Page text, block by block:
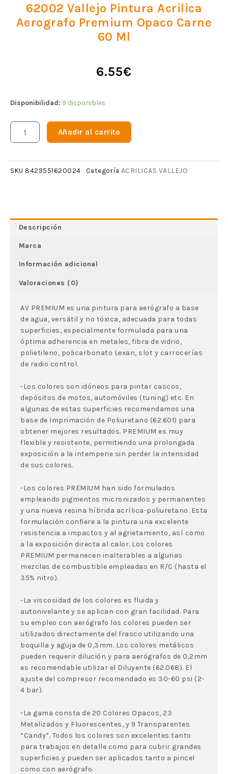
62002 Vallejo Pintura Acrilica
Aerografo Premium Opaco Carne
60 Ml
6.55€
Disponibilidad: 9 disponibles
Añadir al carrito
SKU 8429551620024 Categoría ACRILICAS VALLEJO
Descripción
Marca
Información adicional
Valoraciones (0)
AV PREMIUM es una pintura para aerógrafo a base
de agua, versátil y no tóxica, adecuada para todas
superficies, especialmente formulada para una
óptima adherencia en metales, fibra de vidrio,
polietileno, policarbonato Lexan, slot y carrocerías
de radio control.
-Los colores son idóneos para pintar cascos,
depósitos de motos, automóviles (tuning) etc. En
algunas de estas superficies recomendamos una
base de Imprimación de Poliuretano (62.601) para
obtener mejores resultados. PREMIUM es muy
flexible y resistente, permitiendo una prolongada
exposición a la intemperie sin perder la intensidad
de sus colores.
-Los colores PREMIUM han sido formulados
empleando pigmentos micronizados y permanentes
y una nueva resina híbrida acrílica-poliuretano. Esta
formulación confiere a la pintura una excelente
resistencia a impactos y al agrietamiento, así como
a la exposición directa al calor. Los colores
PREMIUM permanecen inalterables a algunas
mezclas de combustible empleadas en R/C (hasta el
35% nitro).
-La viscosidad de los colores es fluida y
autonivelante y se aplican con gran facilidad. Para
su empleo con aerógrafo los colores pueden ser
utilizados directamente del frasco utilizando una
boquilla y aguja de 0,3mm. Los colores metálicos
pueden requerir dilución y para aerógrafos de 0,2mm
es recomendable utilizar el Diluyente (62.068). El
ajuste del compresor recomendado es 30-60 psi (2-
4 bar).
-La gama consta de 20 Colores Opacos, 23
Metalizados y Fluorescentes, y 9 Transparentes
“Candy”. Todos los colores son excelentes tanto
para trabajos en detalle como para cubrir grandes
superficies y pueden ser aplicados tanto a pincel
como con aerógrafo.